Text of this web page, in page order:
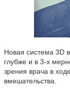
Новая система 3D
глубже и в 3-х
зрения врача в
вмешательства.